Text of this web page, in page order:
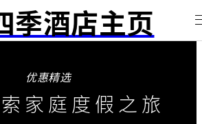
季酒店主页
优惠精选
家庭度假之旅